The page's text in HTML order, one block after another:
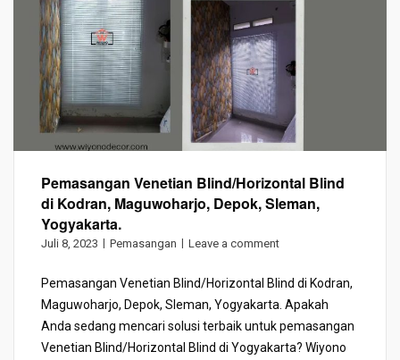
Pemasangan Venetian Blind/Horizontal Blind
di Kodran, Maguwoharjo, Depok, Sleman,
Yogyakarta.
Juli 8, 2023 Pemasangan Leave a comment
Pemasangan Venetian Blind/Horizontal Blind di Kodran,
Maguwoharjo, Depok, Sleman, Yogyakarta. Apakah
Anda sedang mencari solusi terbaik untuk pemasangan
Venetian Blind/Horizontal Blind di Yogyakarta? Wiyono